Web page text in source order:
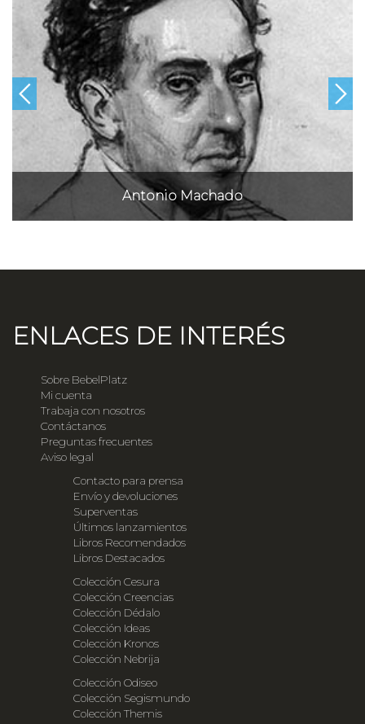
Antonio Machado
ENLACES DE INTERÉS
Sobre BebelPlatz
Mi cuenta
Trabaja con nosotros
Contáctanos
Preguntas frecuentes
Aviso legal
Contacto para prensa
Envío y devoluciones
Superventas
Últimos lanzamientos
Libros Recomendados
Libros Destacados
Colección Cesura
Colección Creencias
Colección Dédalo
Colección Ideas
Colección Kronos
Colección Nebrija
Colección Odiseo
Colección Segismundo
Colección Themis